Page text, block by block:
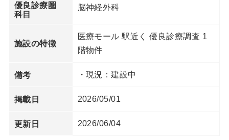
優良診療圏
科目
脳神経外科
施設の特徴
医療モール 駅近く 優良診療調査 1
階物件
備考 ・現況：建設中
掲載日 2026/05/01
更新日 2026/06/04